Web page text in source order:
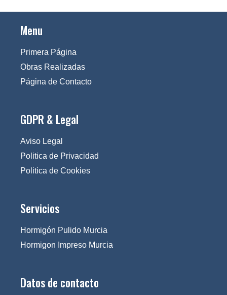
Menu
Primera Página
Obras Realizadas
Página de Contacto
GDPR & Legal
Aviso Legal
Politica de Privacidad
Politica de Cookies
Servicios
Hormigón Pulido Murcia
Hormigon Impreso Murcia
Datos de contacto